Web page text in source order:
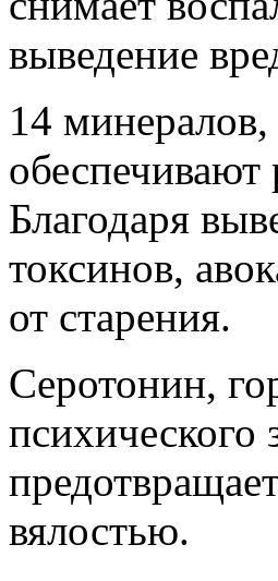
выведение
14
обеспечивают
Благодаря
токсинов,
от старения.
Серотонин,
психического
вялостью.